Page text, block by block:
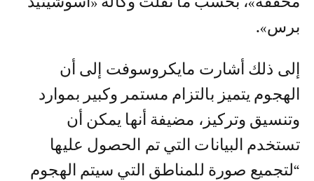
برس».
إلى ذلك أشارت مايكروسوفت إلى أن
الهجوم يتميز بالتزام مستمر وكبير بموارد
وتنسيق وتركيز، مضيفة أنها يمكن أن
تستخدم البيانات التي تم الحصول عليها
“لتجميع صورة للمناطق التي سيتم الهجوم